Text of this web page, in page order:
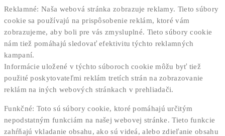
Reklamné: Naša webová stránka zobrazuje reklamy. Tieto súbory
cookie sa používajú na prispôsobenie reklám, ktoré vám
zobrazujeme, aby boli pre vás zmysluplné. Tieto súbory cookie
nám tiež pomáhajú sledovať efektivitu týchto reklamných
kampaní.
Informácie uložené v týchto súboroch cookie môžu byť tiež
použité poskytovateľmi reklám tretích strán na zobrazovanie
reklám na iných webových stránkach v prehliadači.
Funkčné: Toto sú súbory cookie, ktoré pomáhajú určitým
nepodstatným funkciám na našej webovej stránke. Tieto funkcie
zahŕňajú vkladanie obsahu, ako sú videá, alebo zdieľanie obsahu